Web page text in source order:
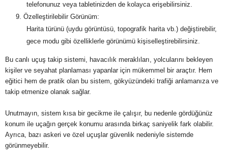
telefonunuz veya tabletinizden de kolayca erişebilirsiniz.
Özelleştirilebilir Görünüm:
Harita türünü (uydu görüntüsü, topografik harita vb.) değiştirebilir,
gece modu gibi özelliklerle görünümü kişiselleştirebilirsiniz.
Bu canlı uçuş takip sistemi, havacılık meraklıları, yolcularını bekleyen
kişiler ve seyahat planlaması yapanlar için mükemmel bir araçtır. Hem
eğitici hem de pratik olan bu sistem, gökyüzündeki trafiği anlamanıza ve
takip etmenize olanak sağlar.
Unutmayın, sistem kısa bir gecikme ile çalışır, bu nedenle gördüğünüz
konum ile uçağın gerçek konumu arasında birkaç saniyelik fark olabilir.
Ayrıca, bazı askeri ve özel uçuşlar güvenlik nedeniyle sistemde
görünmeyebilir.